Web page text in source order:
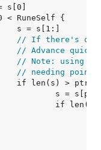
// If there's one
// Advance
// Note: using >
// needing